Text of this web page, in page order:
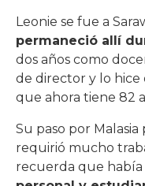
Leonie se fue a
permaneció allí
dos años como
de director y lo hice
que ahora tiene 82
Su paso por
requirió mucho
recuerda que había